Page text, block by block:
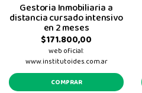
Gestoria Inmobiliaria a
distancia cursado intensivo
en 2 meses
$171.800,00
web oficial:
www.institutoides.com.ar
COMPRAR